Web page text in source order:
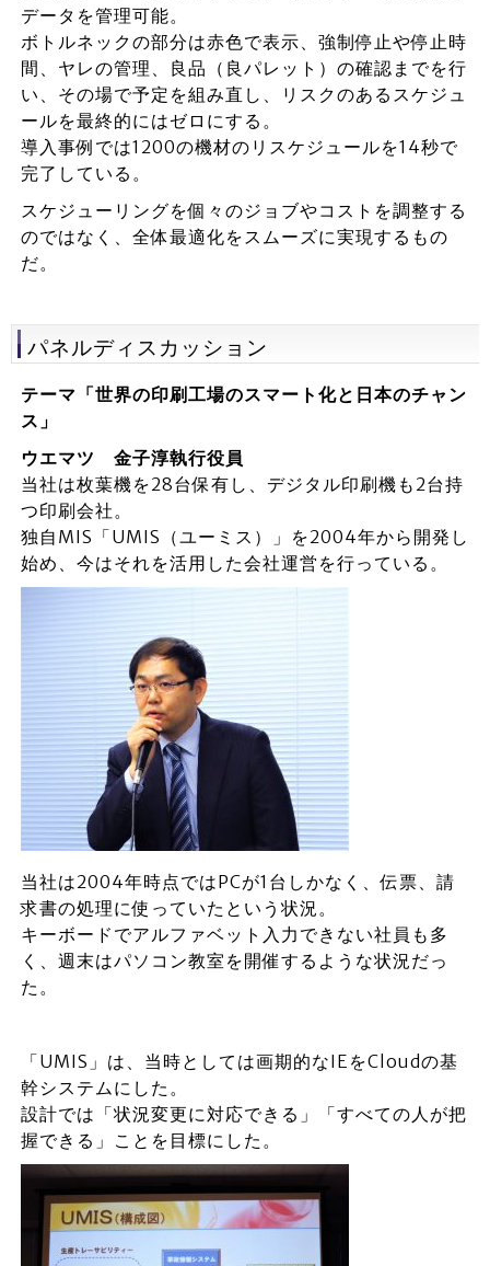
データを管理可能。
ボトルネックの部分は赤色で表示、強制停止や停止時
間、ヤレの管理、良品（良パレット）の確認までを行
い、その場で予定を組み直し、リスクのあるスケジュ
ールを最終的にはゼロにする。
導入事例では1200の機材のリスケジュールを14秒で
完了している。
スケジューリングを個々のジョブやコストを調整する
のではなく、全体最適化をスムーズに実現するもの
だ。
パネルディスカッション
テーマ「世界の印刷工場のスマート化と日本のチャン
ス」
ウエマツ 金子淳執行役員
当社は枚葉機を28台保有し、デジタル印刷機も2台持
つ印刷会社。
独自MIS「UMIS（ユーミス）」を2004年から開発し
始め、今はそれを活用した会社運営を行っている。
当社は2004年時点ではPCが1台しかなく、伝票、請
求書の処理に使っていたという状況。
キーボードでアルファベット入力できない社員も多
く、週末はパソコン教室を開催するような状況だっ
た。
「UMIS」は、当時としては画期的なIEをCloudの基
幹システムにした。
設計では「状況変更に対応できる」「すべての人が把
握できる」ことを目標にした。